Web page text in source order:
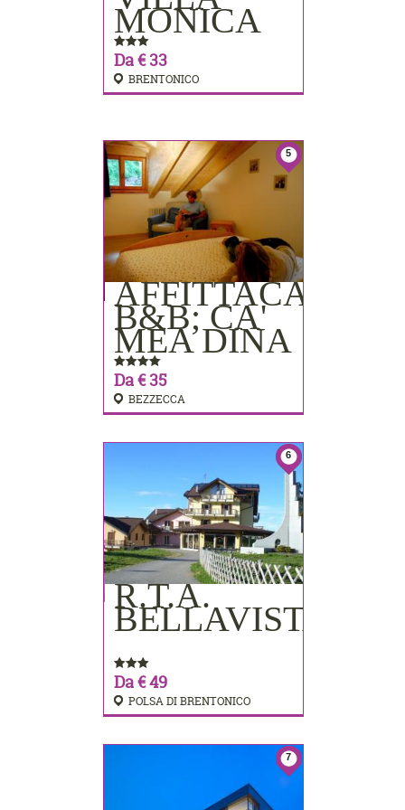
MONICA
Da € 33
BRENTONICO
5
B&B; CA'
MEA DINA
Da € 35
BEZZECCA
PRENOTA
6
R.T.A.
BELLAVISTA
Da € 49
POLSA DI BRENTONICO
PRENOTA
7